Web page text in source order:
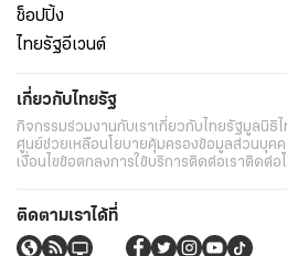
ช็อปปิ้ง
ไทยรัฐอีเวนต์
เกี่ยวกับไทยรัฐ
กิจกรรมร่วมงานกับเราเกี่ยวกับไทยรัฐมูลนิธิ
ศูนย์ช่วยเหลือนโยบายคุ้มครองข้อมูลส่วนบุค
เงื่อนไขข้อตกลงการใช้บริการติดต่อเราติดต่อ
ติดตามเราได้ที่